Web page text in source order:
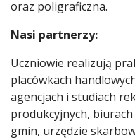
oraz poligraficzna.
Nasi partnerzy:
Uczniowie realizują
placówkach
agencjach i studiach
produkcyjnych,
gmin, urzędzie